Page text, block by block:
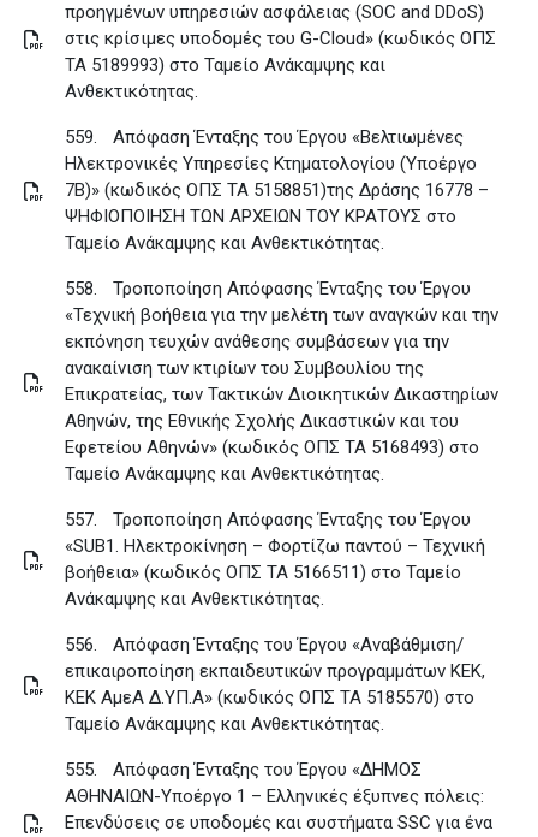
προηγμένων υπηρεσιών ασφάλειας (SOC and DDoS)
στις κρίσιμες υποδομές του G-Cloud» (κωδικός ΟΠΣ
ΤΑ 5189993) στο Ταμείο Ανάκαμψης και
Ανθεκτικότητας.
559.
Απόφαση Ένταξης του Έργου «Βελτιωμένες
Ηλεκτρονικές Υπηρεσίες Κτηματολογίου (Υποέργο
7B)» (κωδικός ΟΠΣ ΤΑ 5158851)της Δράσης 16778 –
ΨΗΦΙΟΠΟΙΗΣΗ ΤΩΝ ΑΡΧΕΙΩΝ ΤΟΥ ΚΡΑΤΟΥΣ στο
Ταμείο Ανάκαμψης και Ανθεκτικότητας.
558.
Τροποποίηση Απόφασης Ένταξης του Έργου
«Τεχνική βοήθεια για την μελέτη των αναγκών και την
εκπόνηση τευχών ανάθεσης συμβάσεων για την
ανακαίνιση των κτιρίων του Συμβουλίου της
Επικρατείας, των Τακτικών Διοικητικών Δικαστηρίων
Αθηνών, της Εθνικής Σχολής Δικαστικών και του
Εφετείου Αθηνών» (κωδικός ΟΠΣ ΤΑ 5168493) στο
Ταμείο Ανάκαμψης και Ανθεκτικότητας.
557.
Τροποποίηση Απόφασης Ένταξης του Έργου
«SUB1. Ηλεκτροκίνηση – Φορτίζω παντού – Τεχνική
βοήθεια» (κωδικός ΟΠΣ ΤΑ 5166511) στο Ταμείο
Ανάκαμψης και Ανθεκτικότητας.
556.
Απόφαση Ένταξης του Έργου «Αναβάθμιση/
επικαιροποίηση εκπαιδευτικών προγραμμάτων ΚΕΚ,
ΚΕΚ ΑμεΑ Δ.ΥΠ.Α» (κωδικός ΟΠΣ ΤΑ 5185570) στο
Ταμείο Ανάκαμψης και Ανθεκτικότητας.
555.
Απόφαση Ένταξης του Έργου «ΔΗΜΟΣ
ΑΘΗΝΑΙΩΝ-Υποέργο 1 – Ελληνικές έξυπνες πόλεις:
Επενδύσεις σε υποδομές και συστήματα SSC για ένα